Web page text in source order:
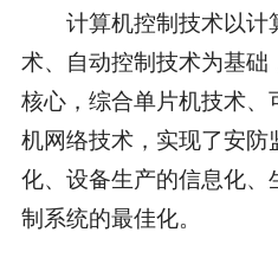
计算机控制技术以计
术、自动控制技术为基
核心，综合单片机技术
机网络技术，实现了安
化、设备生产的信息化
制系统的最佳化。